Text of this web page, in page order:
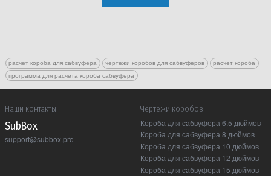
расчет короба для сабвуфера чертежи коробов для сабвуферов
расчет короба
программа для расчета короба сабвуфера
Наши контакты
Sub Box
support@subbox.pro
Чертежи коробов
Короба для сабвуфера 6.5 дюймов
Короба для сабвуфера 8 дюймов
Короба для сабвуфера 10 дюймов
Короба для сабвуфера 12 дюймов
Короба для сабвуфера 15 дюймов